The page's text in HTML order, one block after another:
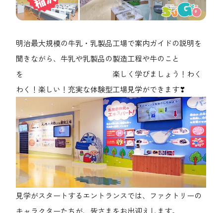
明治最大規模の牛乳・乳製品工場で案内ガイドの説明を
聞きながら、牛乳や乳製品の製造工程や牛のこと
を 楽しく学びましょう！わく
わく！楽しい！充実な体験型工場見学ができます❣
見学がスタートするエントランスでは、ファクトリーの